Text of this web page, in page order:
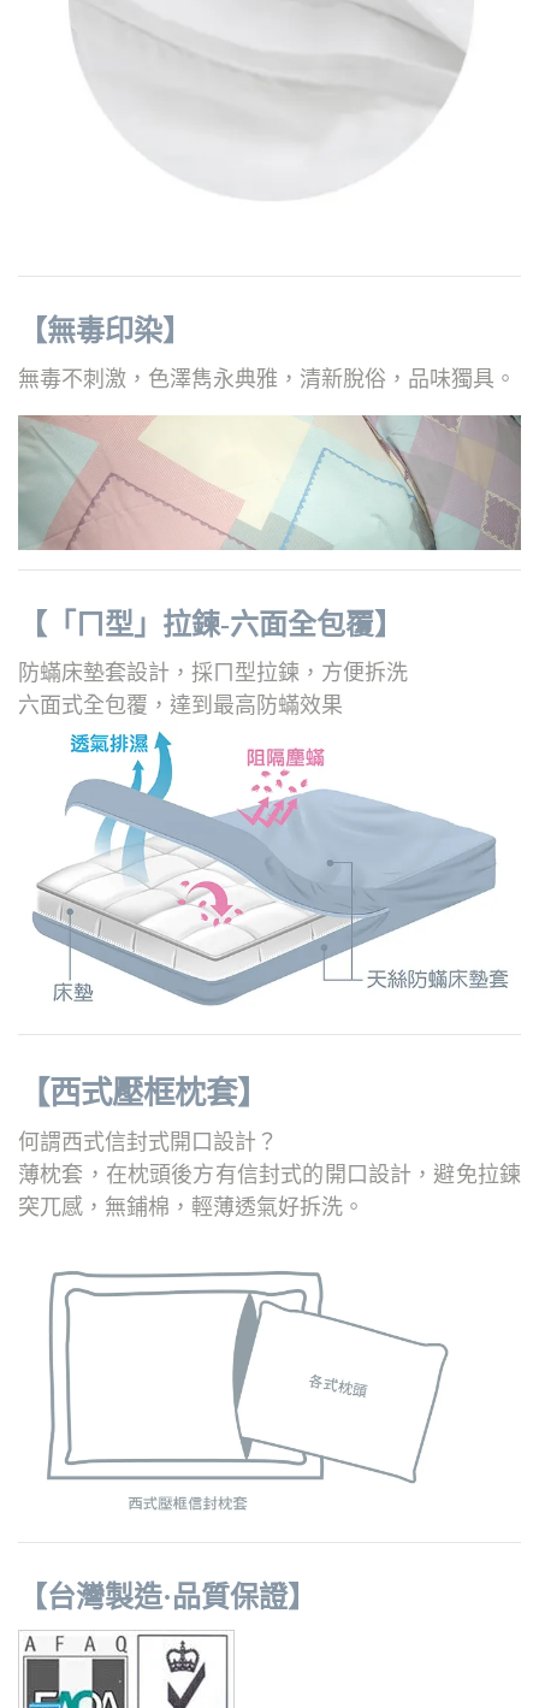
【無毒印染】
無毒不刺激，色澤雋永典雅，清新脫俗，品味獨具。
【「ㄇ型」拉鍊-六面全包覆】
防蟎床墊套設計，採ㄇ型拉鍊，方便拆洗
六面式全包覆，達到最高防蟎效果
【西式壓框枕套】
何謂西式信封式開口設計？
薄枕套，在枕頭後方有信封式的開口設計，避免拉鍊
突兀感，無鋪棉，輕薄透氣好拆洗。
【台灣製造·品質保證】